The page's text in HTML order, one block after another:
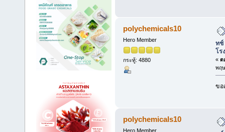
polychemicals10
Hero Member
กระทู้: 4880
ทช์
โร
« ต
พฤ
ขอ
polychemicals10
Hero Member